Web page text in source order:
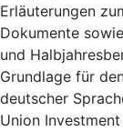
Erläuterungen
Dokumente
und
Grundlage für
deutscher
Union